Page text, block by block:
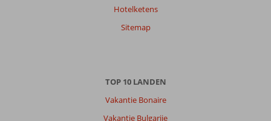
Hotelketens
Sitemap
TOP 10 LANDEN
Vakantie Bonaire
Vakantie Bulgarije